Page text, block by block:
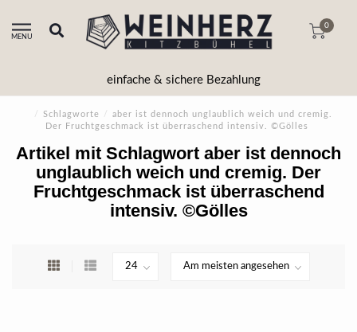
MENU
0
einfache & sichere Bezahlung
/ Schlagworte /
aber ist dennoch unglaublich weich und cremig.
Der Fruchtgeschmack ist überraschend intensiv. ©Gölles
Artikel mit Schlagwort aber ist dennoch
unglaublich weich und cremig. Der
Fruchtgeschmack ist überraschend
intensiv. ©Gölles